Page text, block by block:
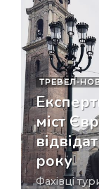
ТРЕВЕЛ-
міст
року
Фахівці туристичної галузі